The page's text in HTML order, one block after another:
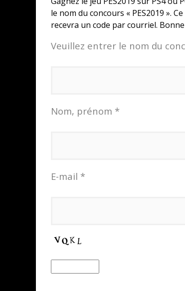
le nom du concours « PES2019 ».
recevra un code par courriel.
Veuillez entrer le nom du
Nom, prénom *
E-mail *